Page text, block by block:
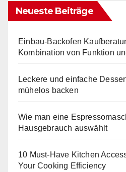
Neueste Beiträge
Einbau-Backofen
Kombination von Funktion
Leckere und einfache
mühelos backen
Wie man eine
Hausgebrauch auswählt
10 Must-Have Kitchen
Your Cooking Efficiency